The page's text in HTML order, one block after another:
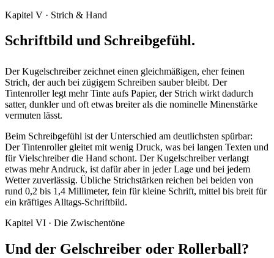
Kapitel V · Strich & Hand
Schriftbild und Schreibgefühl.
Der Kugelschreiber zeichnet einen gleichmäßigen, eher feinen
Strich, der auch bei zügigem Schreiben sauber bleibt. Der
Tintenroller legt mehr Tinte aufs Papier, der Strich wirkt dadurch
satter, dunkler und oft etwas breiter als die nominelle Minenstärke
vermuten lässt.
Beim Schreibgefühl ist der Unterschied am deutlichsten spürbar:
Der Tintenroller gleitet mit wenig Druck, was bei langen Texten und
für Vielschreiber die Hand schont. Der Kugelschreiber verlangt
etwas mehr Andruck, ist dafür aber in jeder Lage und bei jedem
Wetter zuverlässig. Übliche Strichstärken reichen bei beiden von
rund 0,2 bis 1,4 Millimeter, fein für kleine Schrift, mittel bis breit für
ein kräftiges Alltags-Schriftbild.
Kapitel VI · Die Zwischentöne
Und der Gelschreiber oder Rollerball?